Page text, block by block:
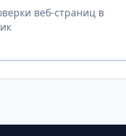
веб-страниц в